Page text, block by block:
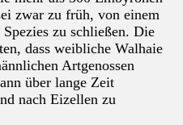
zwar zu früh, von einem
zu schließen. Die
dass weibliche Walhaie
Artgenossen
über lange Zeit
nach Eizellen zu